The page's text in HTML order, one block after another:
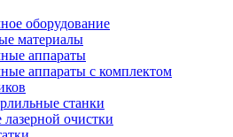
оборудование
материалы
аппараты
аппараты с комплектом
станки
очистки